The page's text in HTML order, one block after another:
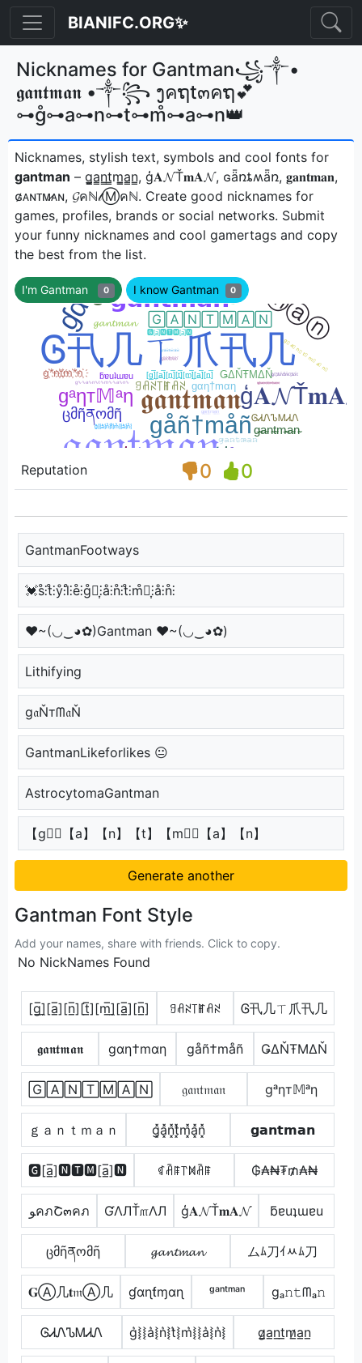
BIANIFC.ORG✨
Nicknames for Gantman꧁༒•
𝖌𝖆𝖓𝖙𝖒𝖆𝖓 •༒꧂ ງคຖt๓คຖ💕
⊶g̊⊶a⊶n⊶t⊶m̊⊶a⊶n👑
Nicknames, stylish text, symbols and cool fonts for
gantman – g̳̲a̳n̳t̳m̳̲a̳n̳, ģ𝐀𝓝Ť𝐦𝐀𝓝, ɢǟռȶʍǟռ, 𝐠𝐚𝐧𝐭𝐦𝐚𝐧,
ɢ̷ᴀɴᴛᴍ̷ᴀɴ, 𝓖คℕ𝓉Ⓜคℕㅤ. Create good nicknames for
games, profiles, brands or social networks. Submit
your funny nicknames and cool gamertags and copy
the best from the list.
I'm Gantman 0 I know Gantman 0
Reputation 0 0
GantmanFootways
💓s̊⫶t̊⫶ẙ⫶l̊⫶e̊⫶g̊⫶͎⫶å⫶n̊⫶t̊⫶m̊⫶͎⫶å⫶n̊⫶
♥~(◡‿◕✿)Gantman ♥~(◡‿◕✿)
Lithifying
g𝔞Ňтᗰ𝔞Ň
GantmanLikeforlikes 😐
AstrocytomaGantman
【g】⃣【a】【n】【t】【m】⃣【a】【n】
Generate another
Gantman Font Style
Add your names, share with friends. Click to copy.
No NickNames Found
[g̲̅]̼[a̲̅][n̲̅][t̲̅][m̲̅]̼[a̲̅][n̲̅] ꍌꋬꋊ꓄ꂵꋬꋊ Ꮆ卂几ㄒ爪卂几
𝖌𝖆𝖓𝖙𝖒𝖆𝖓 gαη†mαη gåñ†måñ ǤΔŇŦΜΔŇ
🄶🄰🄽🅃🄼🄰🄽 𝔤𝔞𝔫𝔱𝔪𝔞𝔫 gᵃηт𝕄ᵃη
ｇａｎｔｍａｎ g͓̽a͓̽n͓̽t͓̽m͓̽a͓̽n͓̽ 𝗴𝗮𝗻𝘁𝗺𝗮𝗻
🅶[a̲̅]🅽🆃🅼[a̲̅]🅽 ꁍꋫꁹ꓅ꁒꋫꁹ ₲₳₦₮₥₳₦
ﻮคภՇ๓คภ ƓΛЛŤ௱ΛЛ ģ𝐀𝓝Ť𝐦𝐀𝓝 ƃɐuʇɯɐu
ცმῆནომῆ 𝓰𝓪𝓷𝓽𝓶𝓪𝓷 ムﾑ刀ｲﾶﾑ刀
𝐆Ⓐ几𝐭𝔪Ⓐ几 ɠαɳƭɱαɳ ᵍᵃⁿᵗᵐᵃⁿ gₐ𝚗𝚝ᗰₐ𝚗
ᎶᏗᏁᏖᎷᏗᏁ g͛⦚⦚a͛⦚n͛⦚t͛⦚m͛⦚⦚a͛⦚n͛⦚ g̷̲a̲n̲t̲m̷̲a̲n̲